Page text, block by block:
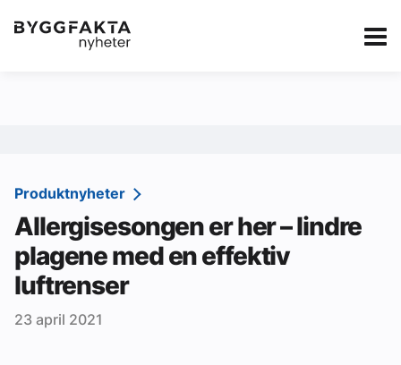
Kategorier Jobbmarkedet Annonsere i
Redaksjonen
Om Byggfakta
Annonsere
Produktnyheter
Allergisesongen er her – lindre
plagene med en effektiv
luftrenser
23 april 2021